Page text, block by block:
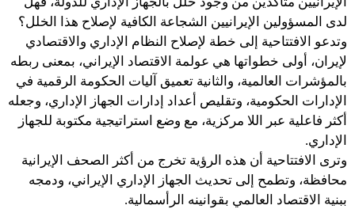
لدى المسؤولين الإيرانيين الشجاعة الكافية لإصلاح هذا الخلل؟
وتدعو الافتتاحية إلى خطة لإصلاح النظام الإداري والاقتصادي
لإيران، أولى خطواتها هي عولمة الاقتصاد الإيراني، بمعنى ربطه
بالمؤشرات العالمية، والثانية تعميق آليات الحكومة الرقمية في
الإدارات الحكومية، وتقليص أعداد إدارات الجهاز الإداري، وجعله
أكثر فاعلية عبر اللا مركزية، مع وضع استراتيجية مكتوبة للجهاز
الإداري.
وترى الافتتاحية أن هذه الرؤية تخرج من أكثر الصحف الإيرانية
محافظة، وتطمح إلى تحديث الجهاز الإداري الإيراني، ودمجه
ببنية الاقتصاد العالمي بقوانينه الرأسمالية.